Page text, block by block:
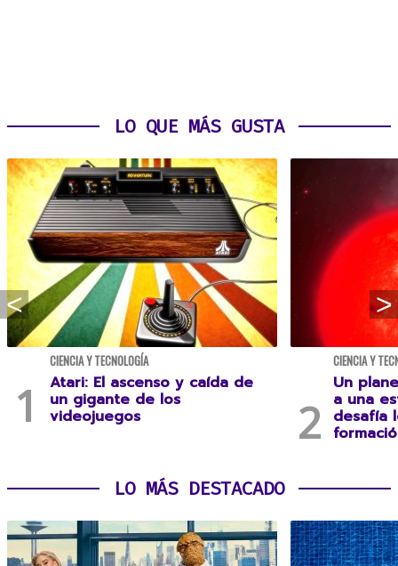
LO QUE MÁS GUSTA
CIENCIA Y TECNOLOGÍA
Atari: El ascenso y caída de
un gigante de los
videojuegos
CIENCIA Y
Un
a una
desafía
LO MÁS DESTACADO